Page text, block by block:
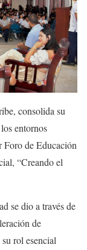
consolida su
entornos
Foro de Educación
“Creando el
se dio a través de
de
rol esencial